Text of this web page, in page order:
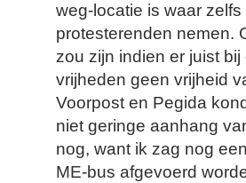
weg-locatie is waar
protesterenden nemen.
zou zijn indien er juist
vrijheden geen vrijheid
Voorpost en Pegida
niet geringe aanhang
nog, want ik zag nog
ME-bus afgevoerd